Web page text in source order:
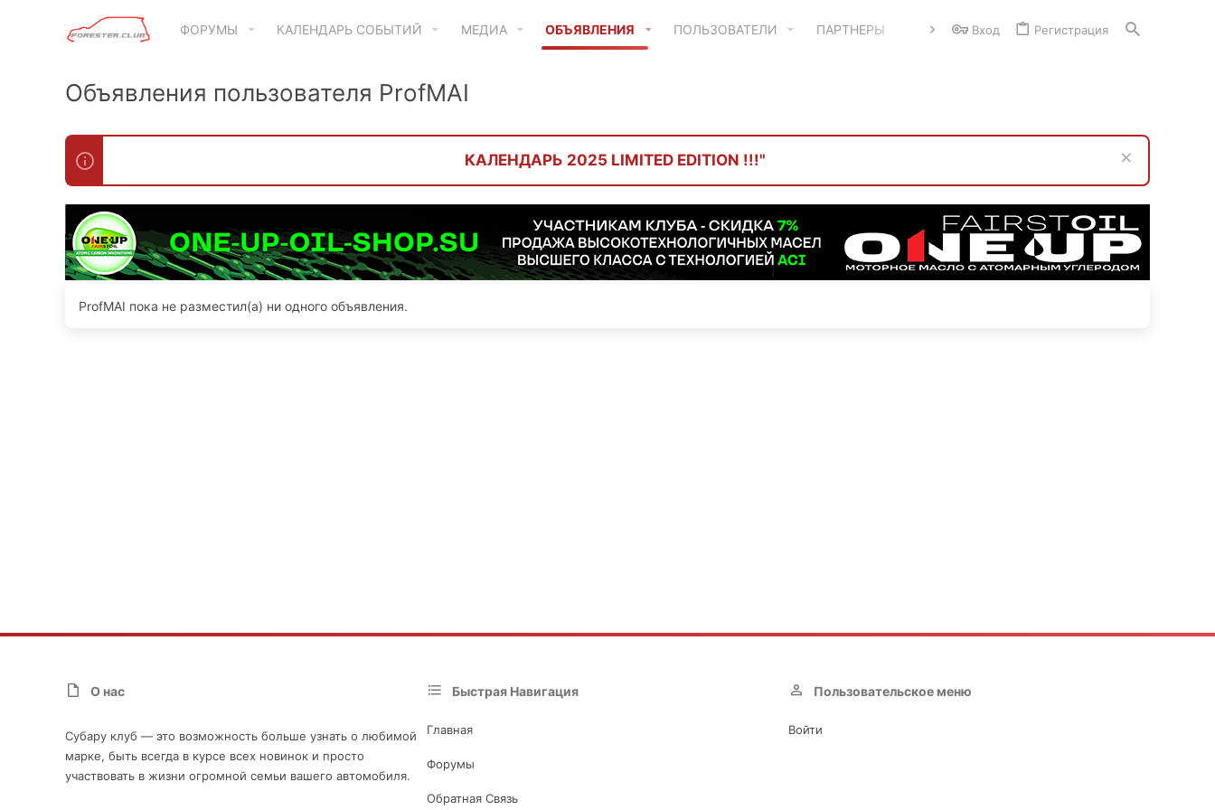
ФОРУМЫ КАЛЕНДАРЬ СОБЫТИЙ МЕДИА ОБЪЯВЛЕНИЯ ПОЛЬЗОВАТЕЛИ ПАРТНЕРЫ Вход Регистрация
Объявления пользователя ProfMAI
КАЛЕНДАРЬ 2025 LIMITED EDITION !!!"
ProfMAI пока не разместил(а) ни одного объявления.
О нас
Субару клуб — это возможность больше узнать о любимой
марке, быть всегда в курсе всех новинок и просто
участвовать в жизни огромной семьи вашего автомобиля.
Быстрая Навигация
Главная
Форумы
Обратная Связь
Пользовательское меню
Войти